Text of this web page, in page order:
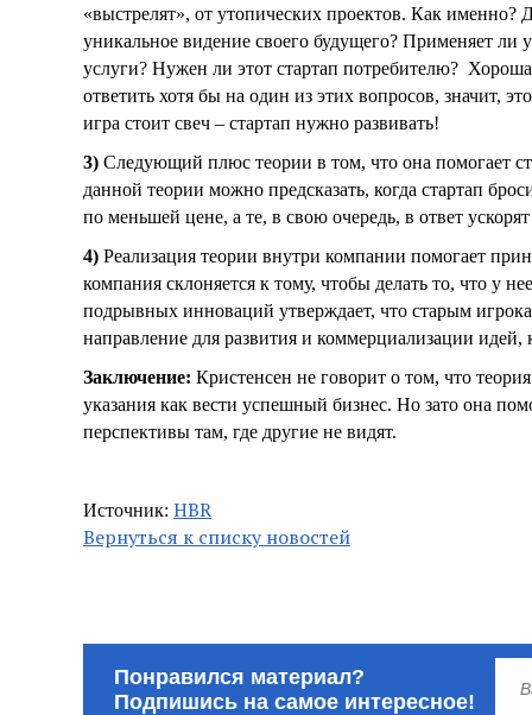
«выстрелят», от утопических проектов. Как именно?
уникальное видение своего будущего? Применяет ли
услуги? Нужен ли этот стартап потребителю?
ответить хотя бы на один из этих вопросов, значит,
игра стоит свеч – стартап нужно развивать!
3) Следующий плюс теории в том, что она помогает
данной теории можно предсказать, когда стартап
по меньшей цене, а те, в свою очередь, в ответ
4) Реализация теории внутри компании помогает
компания склоняется к тому, чтобы делать то, что у
подрывных инноваций утверждает, что старым
направление для развития и коммерциализации
Заключение: Кристенсен не говорит о том, что
указания как вести успешный бизнес. Но зато она
перспективы там, где другие не видят.
Источник: HBR
Вернуться к списку новостей
Понравился материал?
Подпишись на самое интересное!